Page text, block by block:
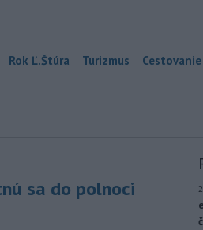
Rok Ľ.Štúra Turizmus Cestovanie
sa do polnoci